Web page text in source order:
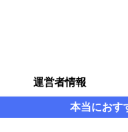
運営者情報
本当におす